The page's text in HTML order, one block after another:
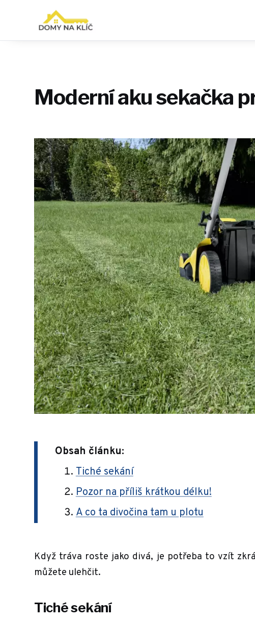
Moderní aku sekačka
Obsah článku:
Tiché sekání
Pozor na příliš krátkou délku!
A co ta divočina tam u plotu
Když tráva roste jako divá, je potřeba to vzít
můžete ulehčit.
Tiché sekání